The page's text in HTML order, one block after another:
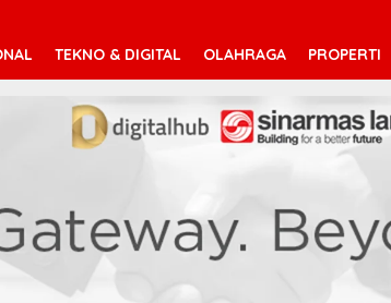
TEKNO & DIGITAL OLAHRAGA PROPERTI